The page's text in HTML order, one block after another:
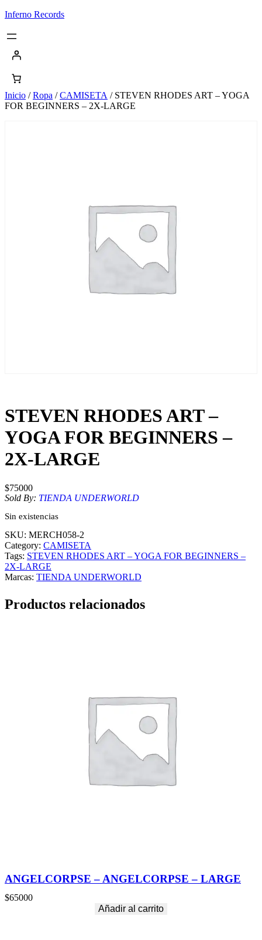
Saltar
contenido
Inferno Records
Inicio /Ropa /CAMISETA / STEVEN RHODES ART – YOGA
FOR BEGINNERS – 2X-LARGE
STEVEN RHODES ART –
YOGA FOR BEGINNERS –
2X-LARGE
$75000
Sold By: TIENDA UNDERWORLD
Sin existencias
SKU: MERCH058-2
Category: CAMISETA
Tags: STEVEN RHODES ART – YOGA FOR BEGINNERS –
2X-LARGE
Marcas: TIENDA UNDERWORLD
Productos relacionados
ANGELCORPSE – ANGELCORPSE – LARGE
$65000
Añadir al carrito